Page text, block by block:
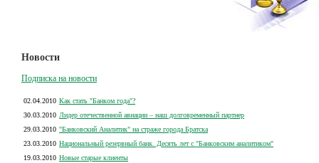
Новости
Подписка на новости
02.04.2010 Как стать "Банком года"?
30.03.2010 Лидер отечественной авиации – наш долговременный партнер
29.03.2010 "Банковский Аналитик" на страже города Братска
23.03.2010 Национальный резервный банк. Десять лет с "Банковским аналитиком"
19.03.2010 Новые старые клиенты